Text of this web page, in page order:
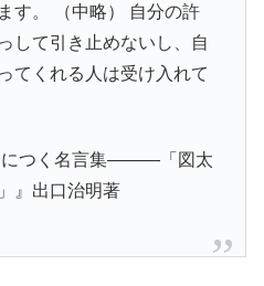
す。 （中略） 自分の許
して引き止めないし、自
てくれる人は受け入れて
につく名言集―――「図太
』出口治明著